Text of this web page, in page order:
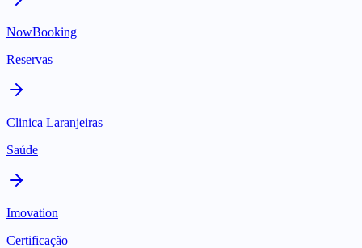
NowBooking
Reservas
Clinica Laranjeiras
Saúde
Imovation
Certificação